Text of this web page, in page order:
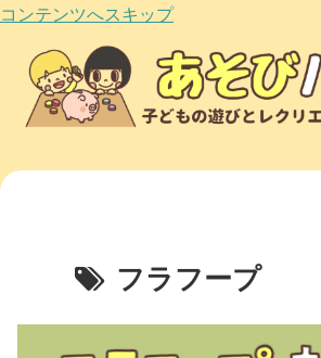
コンテンツへスキップ
フラフープ